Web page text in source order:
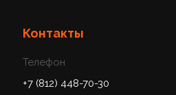
Контакты
Телефон
+7 (812) 448-70-30